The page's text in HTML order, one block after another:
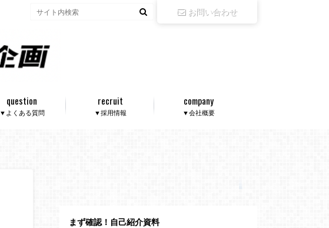
お問い合わせ
▼よくある質問
question
▼採用情報
recruit
▼会社概要
company
まず確認！自己紹介資料